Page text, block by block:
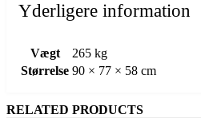
Yderligere information
Vægt
265 kg
Størrelse 90 × 77 × 58 cm
RELATED PRODUCTS